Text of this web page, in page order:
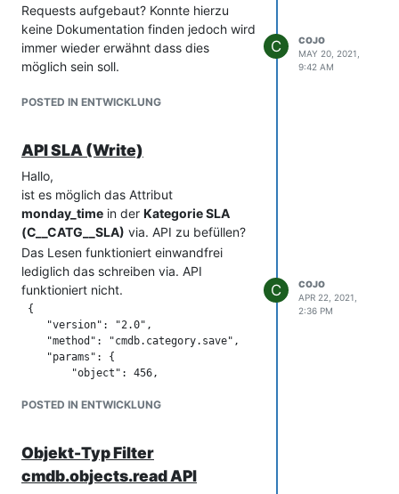
Requests aufgebaut? Konnte hierzu
keine Dokumentation finden jedoch wird
immer wieder erwähnt dass dies
möglich sein soll.
POSTED IN ENTWICKLUNG
C
COJO
MAY 20, 2021,
9:42 AM
API SLA (Write)
Hallo,
ist es möglich das Attribut
monday_time in der Kategorie SLA
(C__CATG__SLA) via. API zu befüllen?
Das Lesen funktioniert einwandfrei
lediglich das schreiben via. API
funktioniert nicht.
{
    "version": "2.0",
    "method": "cmdb.category.save",
    "params": {
        "object": 456,
            "monday_time": "09:00 - 13:00",
        "apikey": "xxx",
        "language": "en"
    },
POSTED IN ENTWICKLUNG
C
COJO
APR 22, 2021,
2:36 PM
Objekt-Typ Filter
cmdb.objects.read API